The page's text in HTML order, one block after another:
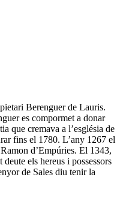
Berenguer de Lauris.
es compormet a donar
que cremava a l’església de
fins el 1780. L’any 1267 el
d’Empúries. El 1343,
els hereus i possessors
de Sales diu tenir la